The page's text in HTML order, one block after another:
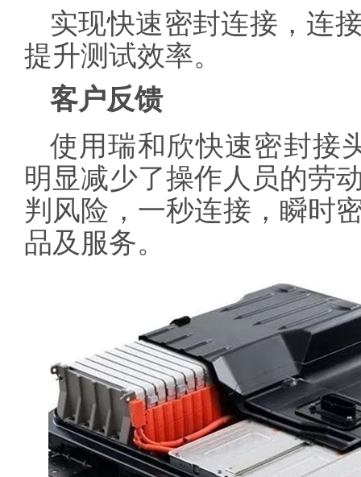
实现快速密封连接，连
提升测试效率。
客户反馈
使用瑞和欣快速密封接
明显减少了操作人员的劳
判风险，一秒连接，瞬时
品及服务。